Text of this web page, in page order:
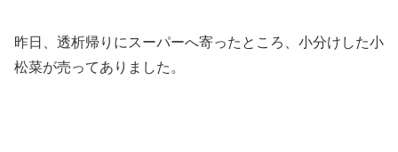
昨日、透析帰りにスーパーへ寄ったところ、小分けした小
松菜が売ってありました。